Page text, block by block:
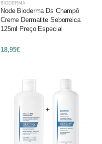
BIODERMA
Node Bioderma Ds Champô
Creme Dermatite Seborreica
125ml Preço Especial
18,95€